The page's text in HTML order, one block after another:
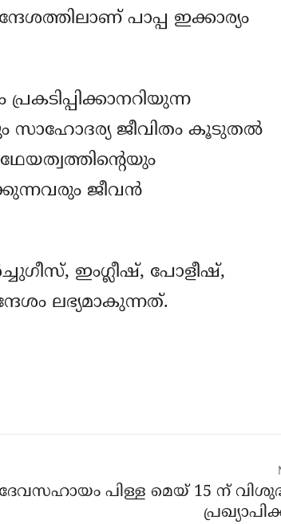
പാപ്പ ഇക്കാര്യം
സാഹോദര്യ ജീവിതം കൂടുതല്‍
ജീവന്‍
ഇംഗ്ലീഷ്, പോളീഷ്,
ലഭ്യമാകുന്നത്.
പിള്ള മെയ് 15 ന്